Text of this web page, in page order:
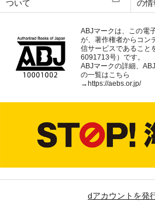
ついて
の情
ABJマークは、この電
が、著作権者からコン
信サービスであること
6091713号）です。
ABJマークの詳細、
の一覧はこちら
→https://aebs.or.jp/
dアカウントを発